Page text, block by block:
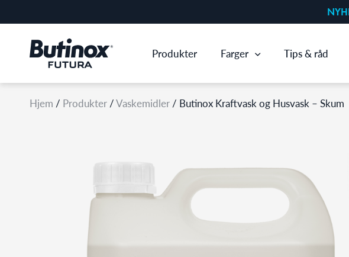
Produkter Farger Tips & råd
Hjem / Produkter /Vaskemidler / Butinox Kraftvask og Husvask – Skum